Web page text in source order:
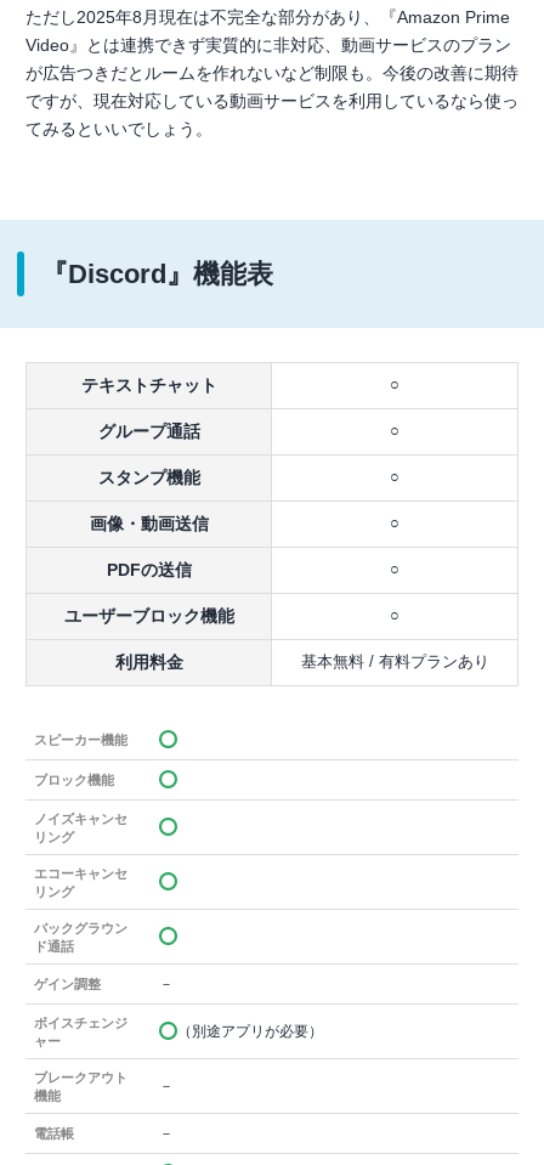
ただし2025年8月現在は不完全な部分があり、『Amazon Prime
Video』とは連携できず実質的に非対応、動画サービスのプラン
が広告つきだとルームを作れないなど制限も。今後の改善に期待
ですが、現在対応している動画サービスを利用しているなら使っ
てみるといいでしょう。
『Discord』機能表
テキストチャット ○
グループ通話 ○
スタンプ機能 ○
画像・動画送信 ○
PDFの送信 ○
ユーザーブロック機能 ○
利用料金 基本無料 / 有料プランあり
スピーカー機能
ブロック機能
ノイズキャンセ
リング
エコーキャンセ
リング
バックグラウン
ド通話
ゲイン調整 －
ボイスチェンジ
ャー
（別途アプリが必要）
ブレークアウト
機能
－
電話帳 －